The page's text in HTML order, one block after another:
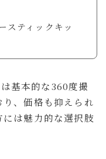
スティックキッ
基本的な360度撮
、価格も抑えられ
は魅力的な選択肢